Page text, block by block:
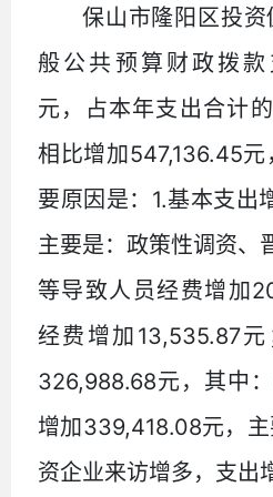
保山市隆阳区投资
般公共预算财政拨款
元，占本年支出合计的
相比增加547,136.45元
要原因是： 1.基本支出
主要是：政策性调资、
等导致人员经费增加
经费增加 13,535.87元
326,988.68元，其中
增加339,418.08元，
资企业来访增多，支出